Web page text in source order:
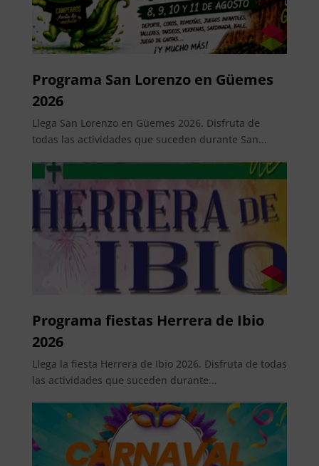
Programa San Lorenzo en Güemes
2026
Llega San Lorenzo en Güemes 2026. Disfruta de
todas las actividades que suceden durante San...
Programa fiestas Herrera de Ibio
2026
Llega la fiesta Herrera de Ibio 2026. Disfruta de todas
las actividades que suceden durante...